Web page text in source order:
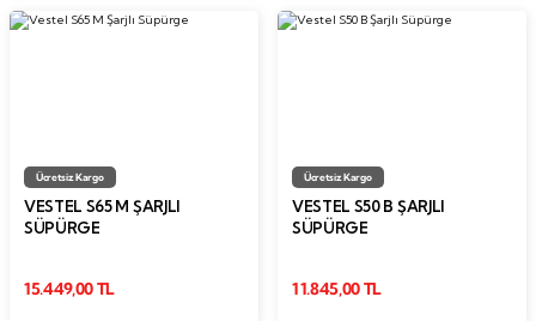
Ücretsiz Kargo
VESTEL S65 M ŞARJLI
SÜPÜRGE
15.449,00 TL
Ücretsiz Kargo
VESTEL S50 B ŞARJLI
SÜPÜRGE
11.845,00 TL